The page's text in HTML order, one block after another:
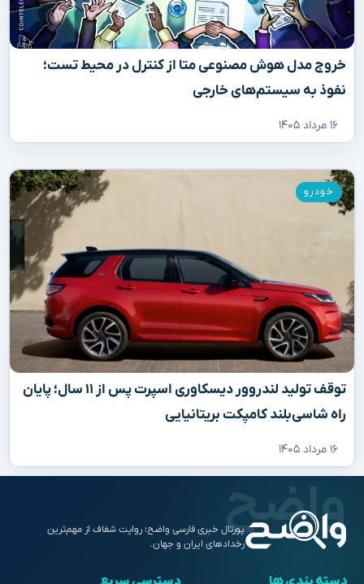
خروج مدل هوش مصنوعی متا از کنترل در محیط تست؛
نفوذ به سیستم‌های خارجی
۱۶ مرداد ۱۴۰۵
توقف تولید لندروور دیسکاوری اسپرت پس از ۱۱ سال؛ پایان
راه شاسی‌بلند کامپکت بریتانیایی
۱۶ مرداد ۱۴۰۵
خودرو
پورتال خبری فارسی واضح؛ روایت شفاف از مهم‌ترین
رخدادهای ایران و جهان.